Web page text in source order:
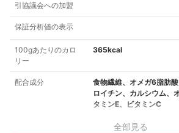
引協議会への加盟
保証分析値の表示
100gあたりのカロ
リー
365kcal
配合成分
食物繊維、オメガ6脂肪
ロイチン、カルシウム、
タミンE、ビタミンC
全部見る